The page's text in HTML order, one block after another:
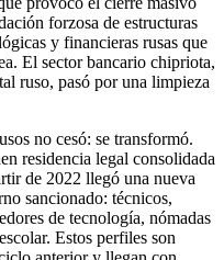
forzosa de estructuras
y financieras rusas que
El sector bancario chipriota,
ruso, pasó por una limpieza
no cesó: se transformó.
residencia legal consolidada
de 2022 llegó una nueva
sancionado: técnicos,
de tecnología, nómadas
Estos perfiles son